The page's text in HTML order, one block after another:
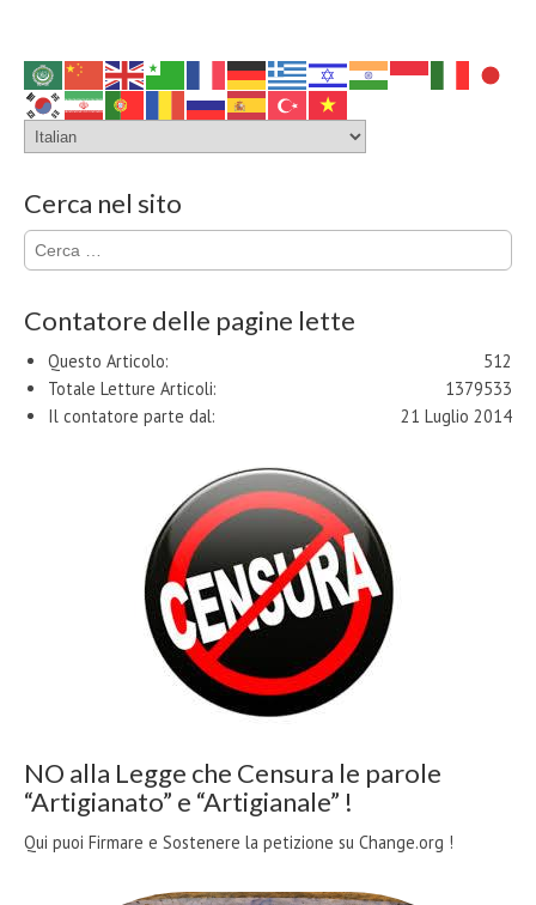
Cerca nel sito
Ricerca
per:
Contatore delle pagine lette
512
Questo Articolo:
1379533
Totale Letture Articoli:
21 Luglio 2014
Il contatore parte dal:
NO alla Legge che Censura le parole
“Artigianato” e “Artigianale” !
Qui puoi Firmare e Sostenere la petizione su Change.org !